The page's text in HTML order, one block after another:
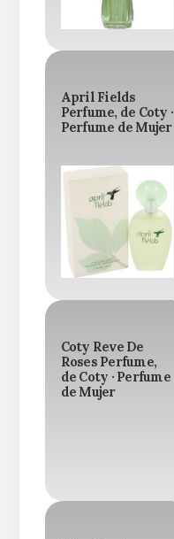
April Fields
Perfume, de Coty ·
Perfume de Mujer
Coty Reve De
Roses Perfume,
de Coty · Perfume
de Mujer